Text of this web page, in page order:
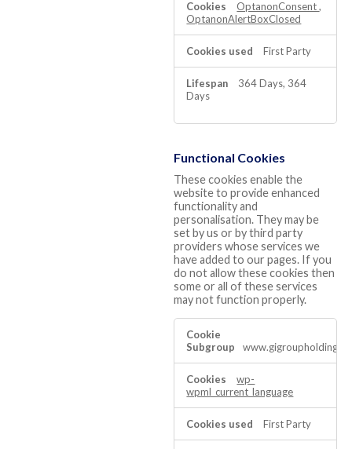
OptanonConsent,
OptanonAlertBoxClosed
First Party
364 Days, 364
Days
Functional Cookies
These cookies enable the
website to provide enhanced
functionality and
personalisation. They may be
set by us or by third party
providers whose services we
have added to our pages. If you
do not allow these cookies then
some or all of these services
may not function properly.
Functional
Cookies
wp-
wpml_current_language
First Party